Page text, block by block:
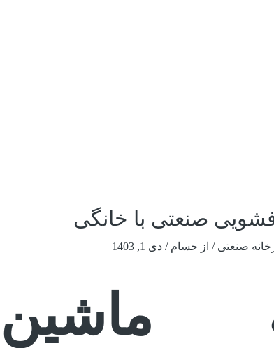
صنعتی با خانگی
صنعتی / از حسام/ دی 1, 1403
ماشین